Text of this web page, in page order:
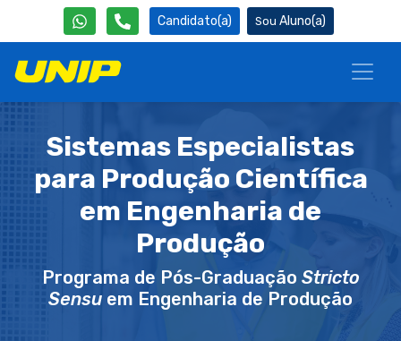
Candidato(a) Aluno(a)
Sistemas Especialistas
para Produção Científica
em Engenharia de
Produção
Programa de Pós-Graduação Stricto
Sensu em Engenharia de Produção